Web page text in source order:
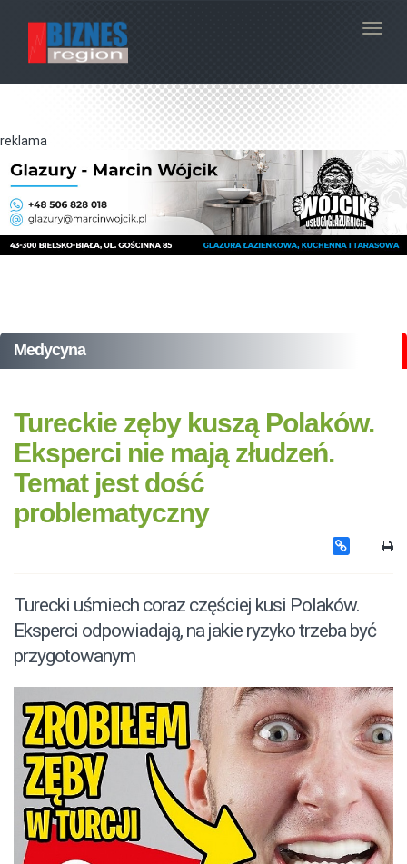
reklama
Medycyna
Tureckie zęby kuszą Polaków.
Eksperci nie mają złudzeń.
Temat jest dość
problematyczny
Turecki uśmiech coraz częściej kusi Polaków.
Eksperci odpowiadają, na jakie ryzyko trzeba być
przygotowanym